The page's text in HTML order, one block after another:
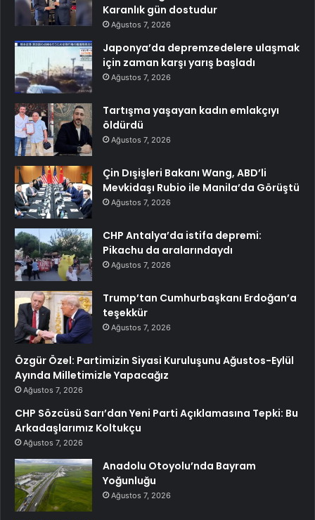
Karanlık gün dostudur
Ağustos 7, 2026
Japonya’da depremzedelere ulaşmak
için zaman karşı yarış başladı
Ağustos 7, 2026
Tartışma yaşayan kadın emlakçıyı
öldürdü
Ağustos 7, 2026
Çin Dışişleri Bakanı Wang, ABD’li
Mevkidaşı Rubio ile Manila’da Görüştü
Ağustos 7, 2026
CHP Antalya’da istifa depremi:
Pikachu da aralarındaydı
Ağustos 7, 2026
Trump’tan Cumhurbaşkanı Erdoğan’a
teşekkür
Ağustos 7, 2026
Özgür Özel: Partimizin Siyasi Kuruluşunu Ağustos-Eylül
Ayında Milletimizle Yapacağız
Ağustos 7, 2026
CHP Sözcüsü Sarı’dan Yeni Parti Açıklamasına Tepki: Bu
Arkadaşlarımız Koltukçu
Ağustos 7, 2026
Anadolu Otoyolu’nda Bayram
Yoğunluğu
Ağustos 7, 2026